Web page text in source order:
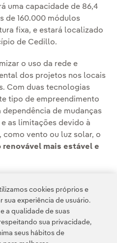
uma capacidade de 86,4
de 160.000 módulos
fixa, e estará localizado
de Cedillo.
o uso da rede e
dos projetos nos locais
Com duas tecnologias
tipo de empreendimento
de mudanças
as limitações devido à
vento ou luz solar, o
renovável mais estável e
cookies próprios e
sua experiência de usuário.
a qualidade de suas
sua privacidade,
seus hábitos de